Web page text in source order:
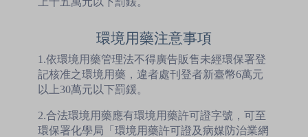
環境用藥注意事項
1.依環境用藥管理法不得廣告販售未經環保署登
記核准之環境用藥，違者處刊登者新臺幣6萬元
以上30萬元以下罰鍰。
2.合法環境用藥應有環境用藥許可證字號，可至
環保署化學局「環境用藥許可證及病媒防治業網